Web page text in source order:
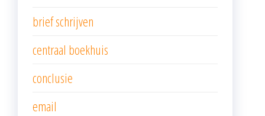
brief schrijven
centraal boekhuis
conclusie
email